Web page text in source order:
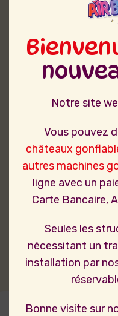
Notre site
Vous pouvez
châteaux
autres machines
ligne avec un
Carte Bancaire,
Seules les
nécessitant un
installation par
Bonne visite sur